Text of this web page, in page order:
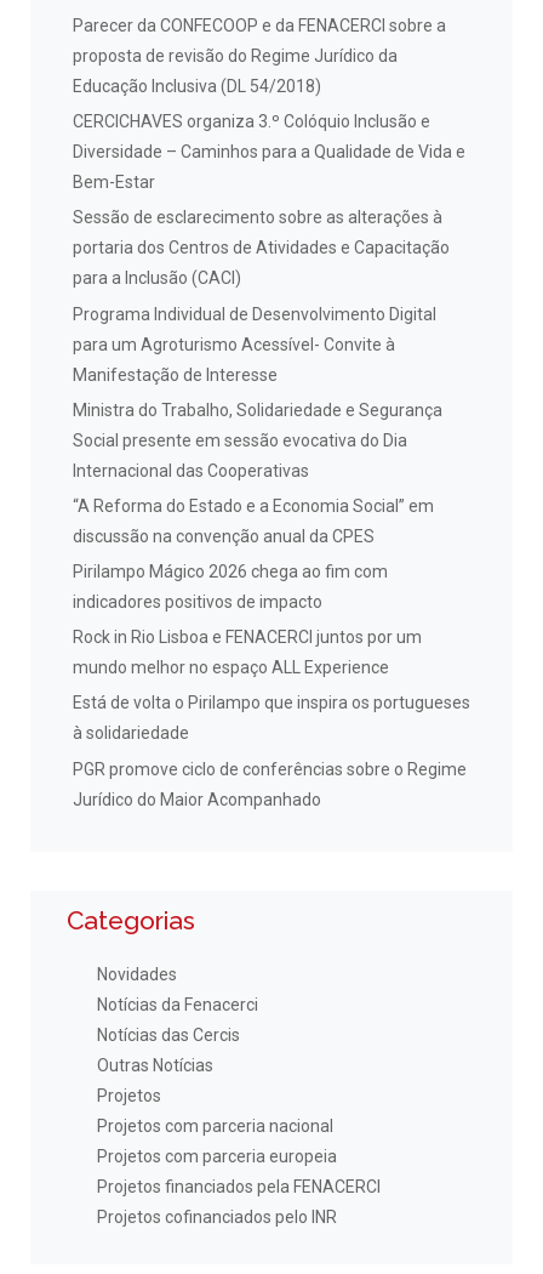
Parecer da CONFECOOP e da FENACERCI sobre a
proposta de revisão do Regime Jurídico da
Educação Inclusiva (DL 54/2018)
CERCICHAVES organiza 3.º Colóquio Inclusão e
Diversidade – Caminhos para a Qualidade de Vida e
Bem-Estar
Sessão de esclarecimento sobre as alterações à
portaria dos Centros de Atividades e Capacitação
para a Inclusão (CACI)
Programa Individual de Desenvolvimento Digital
para um Agroturismo Acessível- Convite à
Manifestação de Interesse
Ministra do Trabalho, Solidariedade e Segurança
Social presente em sessão evocativa do Dia
Internacional das Cooperativas
“A Reforma do Estado e a Economia Social” em
discussão na convenção anual da CPES
Pirilampo Mágico 2026 chega ao fim com
indicadores positivos de impacto
Rock in Rio Lisboa e FENACERCI juntos por um
mundo melhor no espaço ALL Experience
Está de volta o Pirilampo que inspira os portugueses
à solidariedade
PGR promove ciclo de conferências sobre o Regime
Jurídico do Maior Acompanhado
Categorias
Novidades
Notícias da Fenacerci
Notícias das Cercis
Outras Notícias
Projetos
Projetos com parceria nacional
Projetos com parceria europeia
Projetos financiados pela FENACERCI
Projetos cofinanciados pelo INR